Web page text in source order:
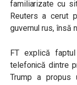
familiarizate cu
Reuters a cerut
guvernul rus, însă
FT explică
telefonică dintre
Trump a propus